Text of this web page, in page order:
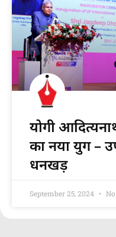
योगी
का नया युग –
धनखड़
September 25, 2024